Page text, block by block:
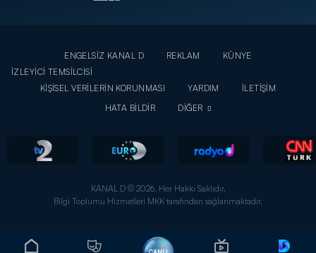
ENGELSİZ KANAL D REKLAM
KÜNYE
İZLEYİCİ TEMSİLCİSİ
KİŞİSEL VERİLERİN KORUNMASI
YARDIM
İLETİŞİM
HATA BİLDİR
DİĞER
KANAL D © 2026. Her Hakkı Saklıdır.
Bilgi Toplumu Hizmetleri MKK tarafından sağlanmaktadır.